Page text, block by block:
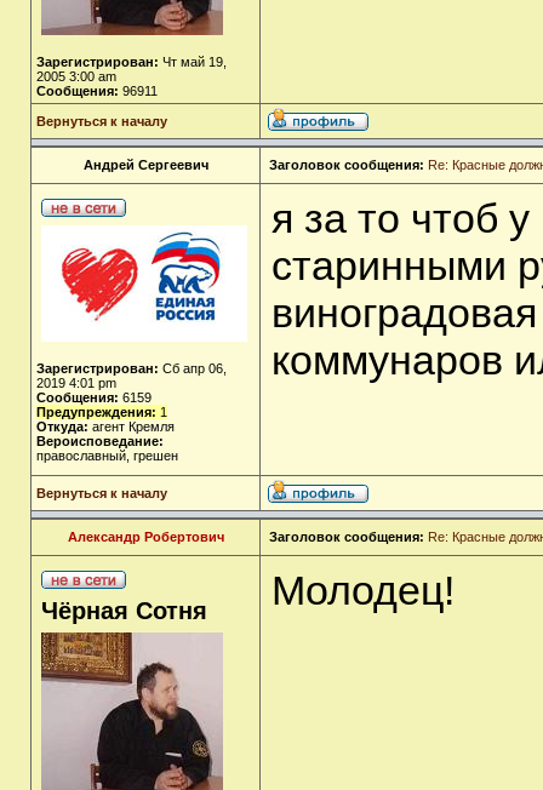
Зарегистрирован: Чт май 19,
2005 3:00 am
Сообщения: 96911
Вернуться к началу
Андрей Сергеевич Заголовок сообщения: Re: Красные
Зарегистрирован: Сб апр 06,
2019 4:01 pm
Сообщения: 6159
Предупреждения: 1
Откуда: агент Кремля
Вероисповедание:
православный, грешен
я за то чтоб
старинными
коммунаров
Вернуться к началу
Александр Робертович Заголовок сообщения: Re: Красные
Чёрная Сотня Молодец!